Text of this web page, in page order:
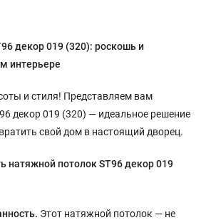
декор 019 (320): роскошь и
интерьере
и стиля! Представляем вам
декор 019 (320) — идеальное решение
свой дом в настоящий дворец.
натяжной потолок SТ96 декор 019
Этот натяжной потолок — не